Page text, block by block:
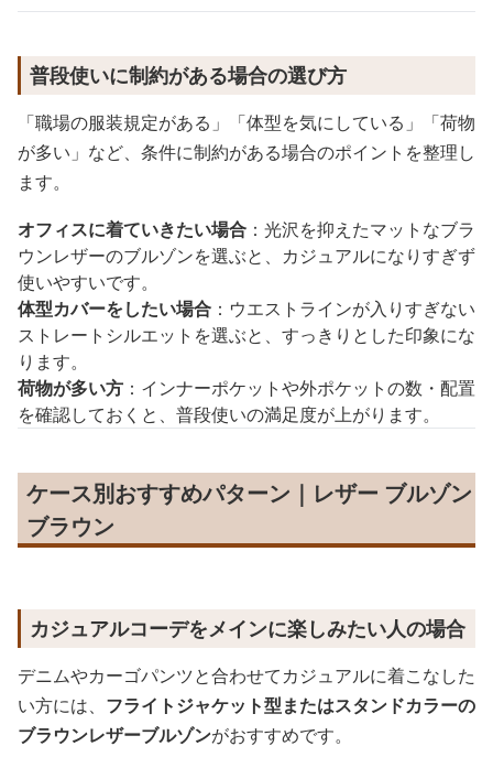
普段使いに制約がある場合の選び方
「職場の服装規定がある」「体型を気にしている」「荷物
が多い」など、条件に制約がある場合のポイントを整理し
ます。
オフィスに着ていきたい場合 ：光沢を抑えたマットなブラ
ウンレザーのブルゾンを選ぶと、カジュアルになりすぎず
使いやすいです。
体型カバーをしたい場合 ：ウエストラインが入りすぎない
ストレートシルエットを選ぶと、すっきりとした印象にな
ります。
荷物が多い方 ：インナーポケットや外ポケットの数・配置
を確認しておくと、普段使いの満足度が上がります。
ケース別おすすめパターン｜レザー ブルゾン
ブラウン
カジュアルコーデをメインに楽しみたい人の場合
デニムやカーゴパンツと合わせてカジュアルに着こなした
い方には、 フライトジャケット型またはスタンドカラーの
ブラウンレザーブルゾンがおすすめです。